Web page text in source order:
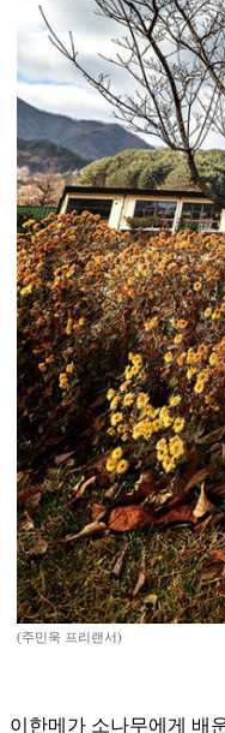
(주민욱 프리랜서)
이한메가 소나무에게 배